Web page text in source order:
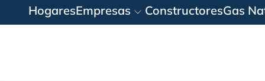
HogaresEmpresas ConstructoresGas